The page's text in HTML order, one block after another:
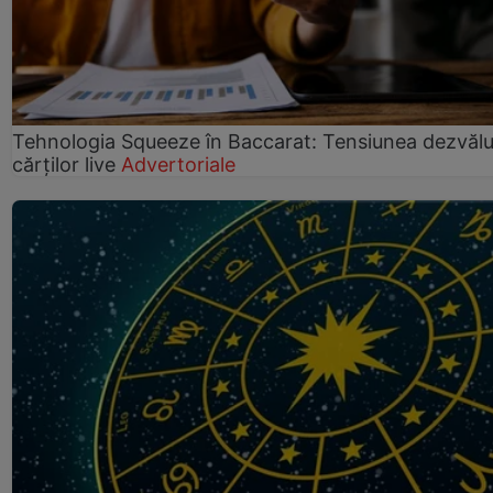
Tehnologia Squeeze în Baccarat: Tensiunea
cărților live Advertoriale